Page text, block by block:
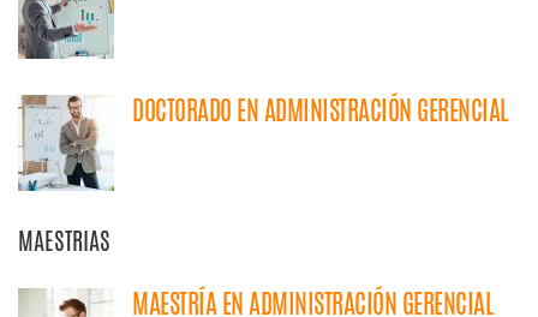
DOCTORADO EN ADMINISTRACIÓN GERENCIAL
MAESTRIAS
MAESTRÍA EN ADMINISTRACIÓN GERENCIAL